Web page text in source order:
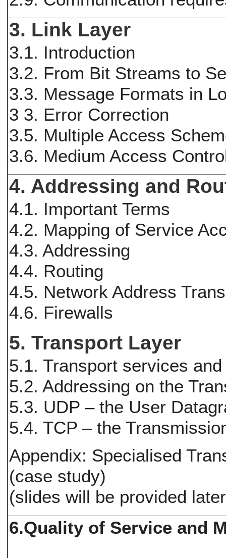
3. Link Layer
3.1. Introduction
3.2. From Bit Streams to
3.3. Message Formats in
3 3. Error Correction
3.5. Multiple Access
3.6. Medium Access
4. Addressing and
4.1. Important Terms
4.2. Mapping of Service
4.3. Addressing
4.4. Routing
4.5. Network Address
4.6. Firewalls
5. Transport Layer
5.1. Transport services
5.2. Addressing on the
5.3. UDP – the User
5.4. TCP – the
Appendix: Specialised
(case study)
(slides will be provided
6.Quality of Service and